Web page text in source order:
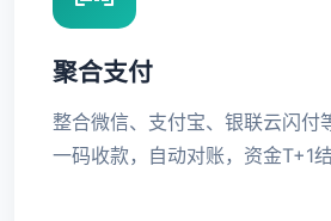
聚合支付
整合微信、支付宝、银联云闪付
一码收款，自动对账，资金T+1